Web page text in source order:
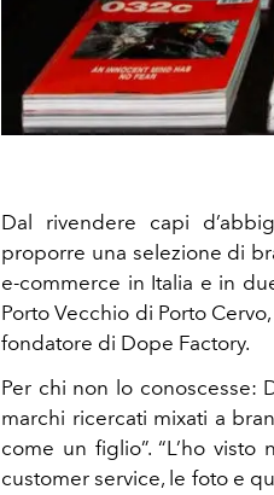
Dal rivendere capi
proporre una selezione di
e-commerce in Italia e in
Porto Vecchio di Porto
fondatore di Dope Factory.
Per chi non lo conoscesse:
marchi ricercati mixati a
come un figlio”. “L’ho
customer service, le foto e